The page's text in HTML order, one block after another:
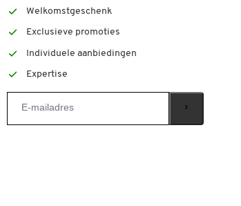
Welkomstgeschenk
Exclusieve promoties
Individuele aanbiedingen
Expertise